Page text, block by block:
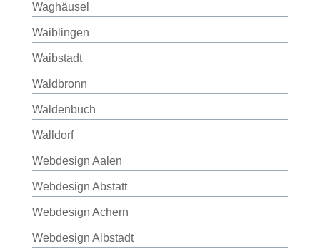
Waghäusel
Waiblingen
Waibstadt
Waldbronn
Waldenbuch
Walldorf
Webdesign Aalen
Webdesign Abstatt
Webdesign Achern
Webdesign Albstadt